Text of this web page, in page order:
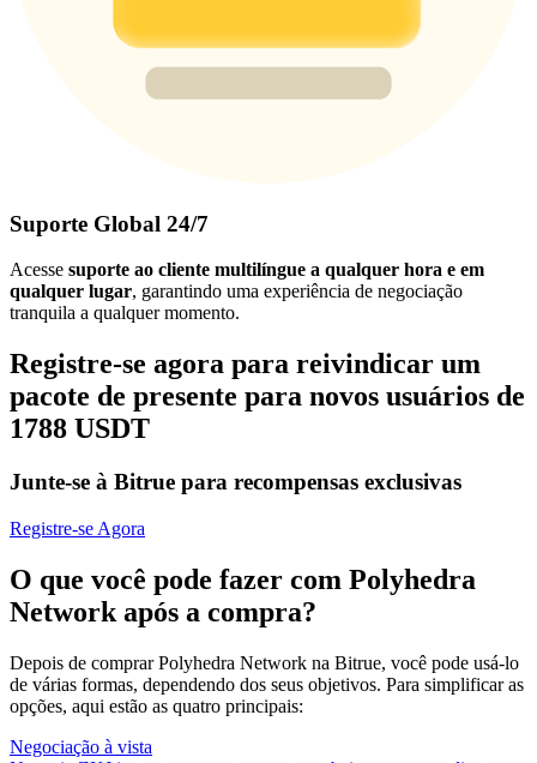
Suporte Global 24/7
Acesse suporte ao cliente multilíngue a qualquer hora e em
qualquer lugar, garantindo uma experiência de negociação
tranquila a qualquer momento.
Registre-se agora para reivindicar um
pacote de presente para novos usuários de
1788 USDT
Junte-se à Bitrue para recompensas exclusivas
Registre-se Agora
O que você pode fazer com Polyhedra
Network após a compra?
Depois de comprar Polyhedra Network na Bitrue, você pode usá-lo
de várias formas, dependendo dos seus objetivos. Para simplificar as
opções, aqui estão as quatro principais:
Negociação à vista